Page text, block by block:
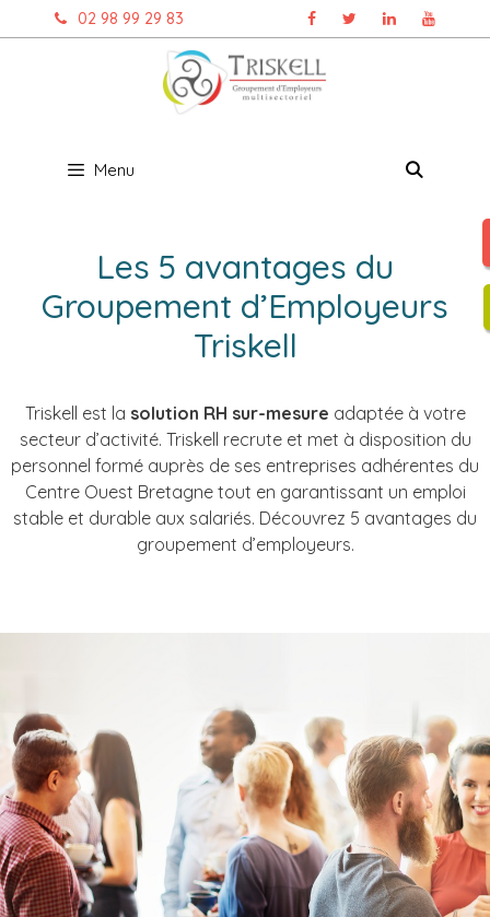
au
02 98 99 29 83
Menu
Les 5 avantages du
Groupement d’Employeurs
Triskell
Triskell est la solution RH sur-mesure adaptée à votre
secteur d’activité. Triskell recrute et met à disposition du
personnel formé auprès de ses entreprises adhérentes du
Centre Ouest Bretagne tout en garantissant un emploi
stable et durable aux salariés. Découvrez 5 avantages du
groupement d’employeurs.